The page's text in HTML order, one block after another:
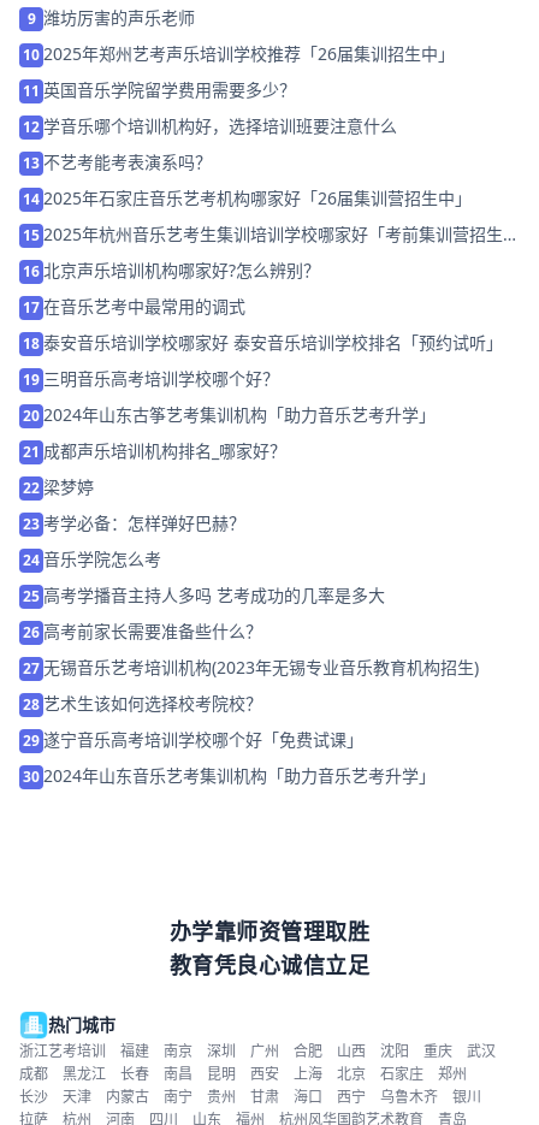
9 潍坊厉害的声乐老师
102025年郑州艺考声乐培训学校推荐「26届集训招生中」
11 英国音乐学院留学费用需要多少？
12学音乐哪个培训机构好，选择培训班要注意什么
13 不艺考能考表演系吗？
142025年石家庄音乐艺考机构哪家好「26届集训营招生中」
152025年杭州音乐艺考生集训培训学校哪家好「考前集训营招生
中」
16北京声乐培训机构哪家好?怎么辨别？
17在音乐艺考中最常用的调式
18泰安音乐培训学校哪家好 泰安音乐培训学校排名「预约试听」
19 三明音乐高考培训学校哪个好？
202024年山东古筝艺考集训机构「助力音乐艺考升学」
21 成都声乐培训机构排名_哪家好？
22梁梦婷
23考学必备：怎样弹好巴赫？
24音乐学院怎么考
25高考学播音主持人多吗 艺考成功的几率是多大
26高考前家长需要准备些什么？
27无锡音乐艺考培训机构(2023年无锡专业音乐教育机构招生)
28艺术生该如何选择校考院校？
29遂宁音乐高考培训学校哪个好「免费试课」
302024年山东音乐艺考集训机构「助力音乐艺考升学」
办学靠师资管理取胜
教育凭良心诚信立足
热门城市
浙江艺考培训 福建 南京 深圳 广州 合肥 山西 沈阳 重庆
武汉
成都
黑龙江 长春 南昌 昆明 西安 上海 北京 石家庄
郑州
长沙
天津 内蒙古 南宁 贵州 甘肃 海口 西宁 乌鲁木齐
银川
拉萨
杭州 河南 四川 山东 福州 杭州风华国韵艺术教育
青岛